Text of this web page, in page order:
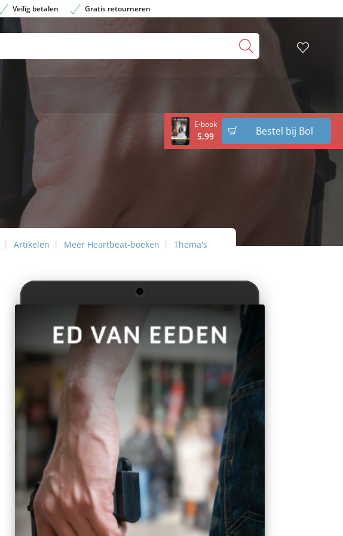
Veilig betalen Gratis retourneren
E-book
5,99 Bestel bij Bol
Artikelen Meer Heartbeat-boeken Thema's